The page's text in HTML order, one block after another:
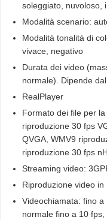
soleggiato, nuvoloso,
Modalità scenario:
Modalità tonalità di
vivace, negativo
Durata dei video
normale). Dipende
RealPlayer
Formato dei file per
riproduzione 30 fps
QVGA, WMV9
riproduzione 30 fps
Streaming video:
Riproduzione video
Videochiamata: fino
normale fino a 10